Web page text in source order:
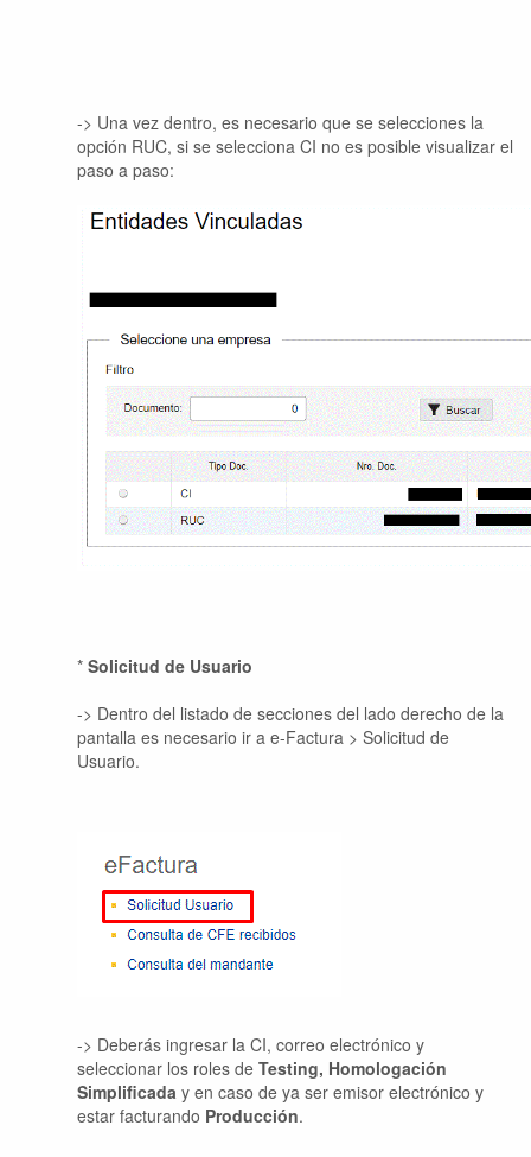
-> Una vez dentro, es necesario que se selecciones la
opción RUC, si se selecciona CI no es posible visualizar el
paso a paso:
* Solicitud de Usuario
-> Dentro del listado de secciones del lado derecho de la
pantalla es necesario ir a e-Factura > Solicitud de
Usuario.
-> Deberás ingresar la CI, correo electrónico y
seleccionar los roles de Testing, Homologación
Simplificada y en caso de ya ser emisor electrónico y
estar facturando Producción.